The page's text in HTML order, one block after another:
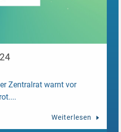
Zentralrat warnt vor
Weiterlesen